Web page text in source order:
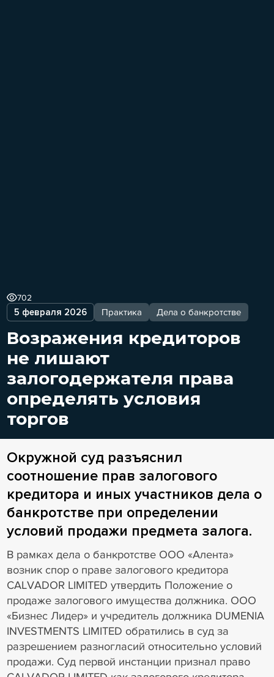
5 февраля 2026 Практика Дела о банкротстве
702
Возражения кредиторов
не лишают
залогодержателя права
определять условия
торгов
Окружной суд разъяснил
соотношение прав залогового
кредитора и иных участников дела о
банкротстве при определении
условий продажи предмета залога.
В рамках дела о банкротстве ООО «Алента»
возник спор о праве залогового кредитора
CALVADOR LIMITED утвердить Положение о
продаже залогового имущества должника. ООО
«Бизнес Лидер» и учредитель должника DUMENIA
INVESTMENTS LIMITED обратились в суд за
разрешением разногласий относительно условий
продажи. Суд первой инстанции признал право